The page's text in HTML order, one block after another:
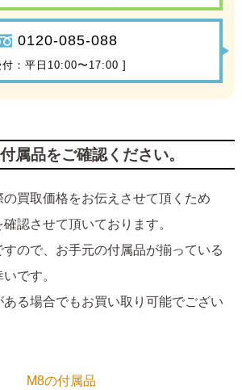
0120-085-088
付：平日10:00〜17:00 ]
属品をご確認ください。
買取価格をお伝えさせて頂くため
認させて頂いております。
ので、お手元の付属品が揃っている
です。
る場合でもお買い取り可能でござい
M8の付属品